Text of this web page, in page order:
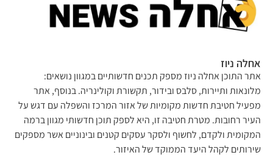
אחלה ניוז
אתר התוכן אחלה ניוז מספק תכנים חדשותיים במגוון נושאים:
מלונאות ותיירות, סלבס ובידור, תקשורת וקולינריה. בנוסף, אתר
מפעיל חטיבת חדשות מקומיות של אזור המרכז והשפלה עם דגש על
העיר רחובות. מטרת חטיבה זו, היא לספק תוכן חדשותי מגוון ברמה
המקומית ולקדם, לחשוף ולסקר עסקים קטנים ובינוניים אשר מספקים
שירותים לקהל היעד הממוקד של האיזור.